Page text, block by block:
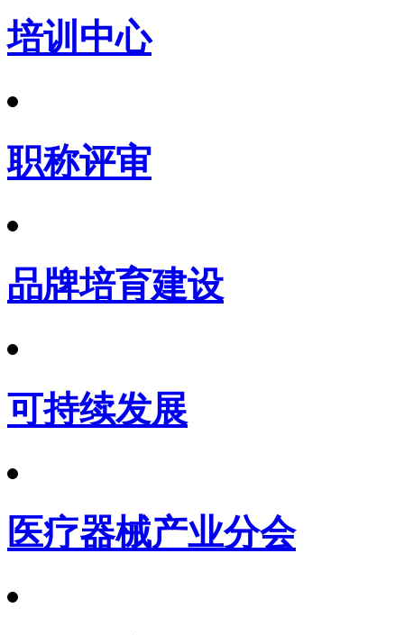
培训中心
职称评审
品牌培育建设
可持续发展
医疗器械产业分会